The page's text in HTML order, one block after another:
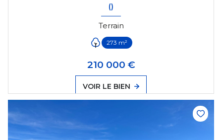
()
Terrain
273 m²
210 000 €
VOIR LE BIEN